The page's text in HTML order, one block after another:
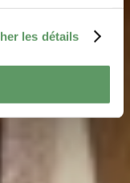
les détails